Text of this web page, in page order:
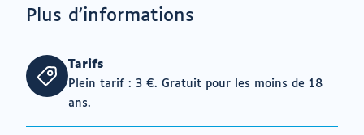
Plus d'informations
Tarifs
Plein tarif : 3 €. Gratuit pour les moins de 18
ans.